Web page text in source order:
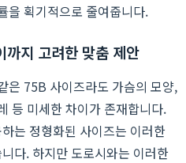
을 획기적으로 줄여줍니다.
까지 고려한 맞춤 제안
은 75B 사이즈라도 가슴의 모양,
등 미세한 차이가 존재합니다.
는 정형화된 사이즈는 이러한
다. 하지만 도로시와는 이러한